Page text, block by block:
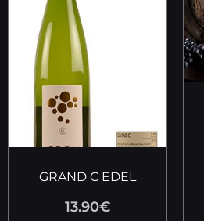
GRAND C EDEL
13.90€